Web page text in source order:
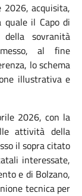
2026, acquisita,
il Capo di
della sovranità
al fine
lo schema
illustrativa e
2026, con la
attività della
il sopra citato
interessate,
e di Bolzano,
tecnica per